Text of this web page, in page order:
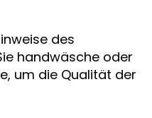
des
handwäsche oder
um die Qualität der